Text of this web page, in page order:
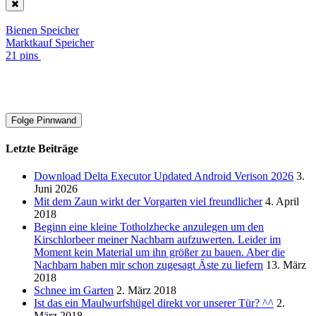
Bienen Speicher
Marktkauf Speicher
21 pins
Folge Pinnwand
Letzte Beiträge
Download Delta Executor Updated Android Verison 2026 3.
Juni 2026
Mit dem Zaun wirkt der Vorgarten viel freundlicher 4. April
2018
Beginn eine kleine Totholzhecke anzulegen um den
Kirschlorbeer meiner Nachbarn aufzuwerten. Leider im
Moment kein Material um ihn größer zu bauen. Aber die
Nachbarn haben mir schon zugesagt Äste zu liefern 13. März
2018
Schnee im Garten 2. März 2018
Ist das ein Maulwurfshügel direkt vor unserer Tür? ^^ 2.